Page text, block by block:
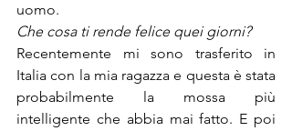
uomo.
Che cosa ti rende felice quei giorni?
Recentemente mi sono trasferito in
Italia con la mia ragazza e questa è stata
probabilmente la mossa più
intelligente che abbia mai fatto. E poi